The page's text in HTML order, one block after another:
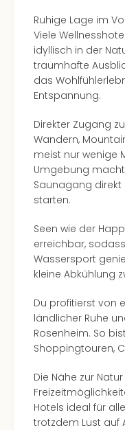
Ruhige Lage im
Viele
idyllisch in der
traumhafte
das
Entspannung.
Direkter Zugang
Wandern,
meist nur wenige
Umgebung
Saunagang direkt
starten.
Seen wie der
erreichbar,
Wassersport
kleine Abkühlung
Du profitierst von
ländlicher Ruhe
Rosenheim. So
Shoppingtouren,
Die Nähe zur
Hotels ideal für
trotzdem Lust auf